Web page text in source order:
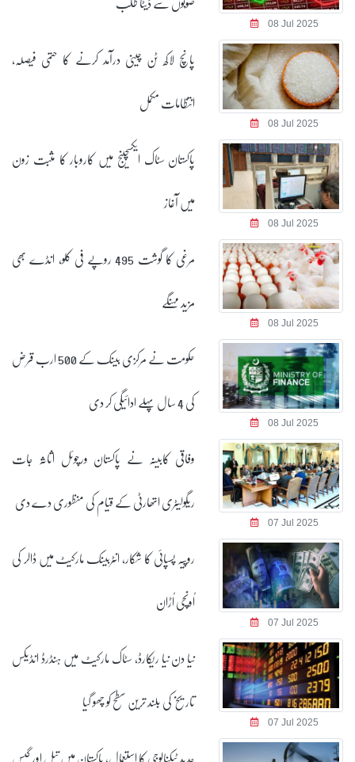
08 Jul 2025
08 Jul 2025
پانچ لاکھ ٹن چینی درآمد کرنے کا حتمی فیصلہ،
انتظامات مکمل
08 Jul 2025
پاکستان سٹاک ایکسچینج میں کاروبار کا مثبت زون
میں آغاز
08 Jul 2025
مرغی کا گوشت 495 روپے فی کلو، انڈے بھی
مزید مہنگے
08 Jul 2025
حکومت نے مرکزی بینک کے 500 ارب قرض
کی 4 سال پہلے ادائیگی کر دی
07 Jul 2025
وفاقی کابینہ نے پاکستان ورچوئل اثاثہ جات
ریگولیٹری اتھارٹی کے قیام کی منظوری دے دی
07 Jul 2025
روپیہ پسپائی کا شکار، انٹربینک مارکیٹ میں ڈالر کی
اُونچی اُڑان
07 Jul 2025
نیا دن نیا ریکارڈ، سٹاک مارکیٹ میں ہنڈرڈ انڈیکس
تاریخ کی بلند ترین سطح کو چھو گیا